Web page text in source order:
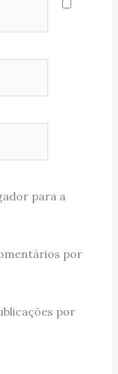
para a
por
por